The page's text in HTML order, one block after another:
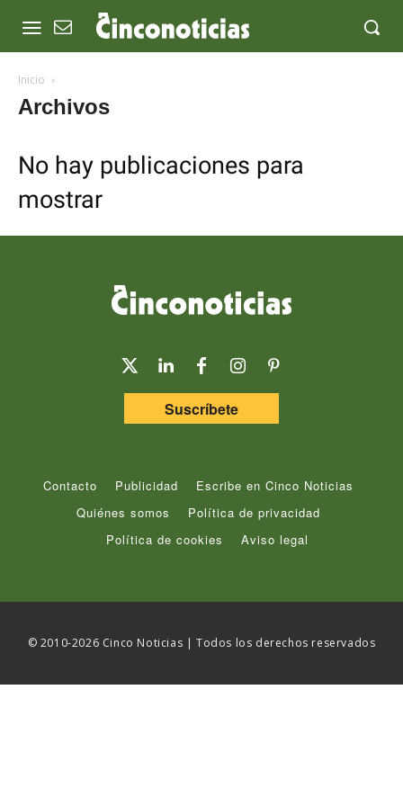
Inicio
Archivos
No hay publicaciones para
mostrar
Suscríbete
Contacto Publicidad
Escribe en Cinco Noticias
Quiénes somos
Política de privacidad
Política de cookies
Aviso legal
© 2010-2026 Cinco Noticias | Todos los derechos reservados